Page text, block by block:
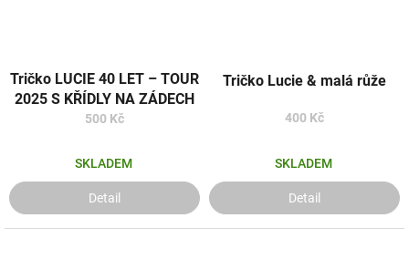
Tričko LUCIE 40 LET – TOUR
2025 S KŘÍDLY NA ZÁDECH
500 Kč
SKLADEM
Detail
Tričko Lucie & malá růže
400 Kč
SKLADEM
Detail